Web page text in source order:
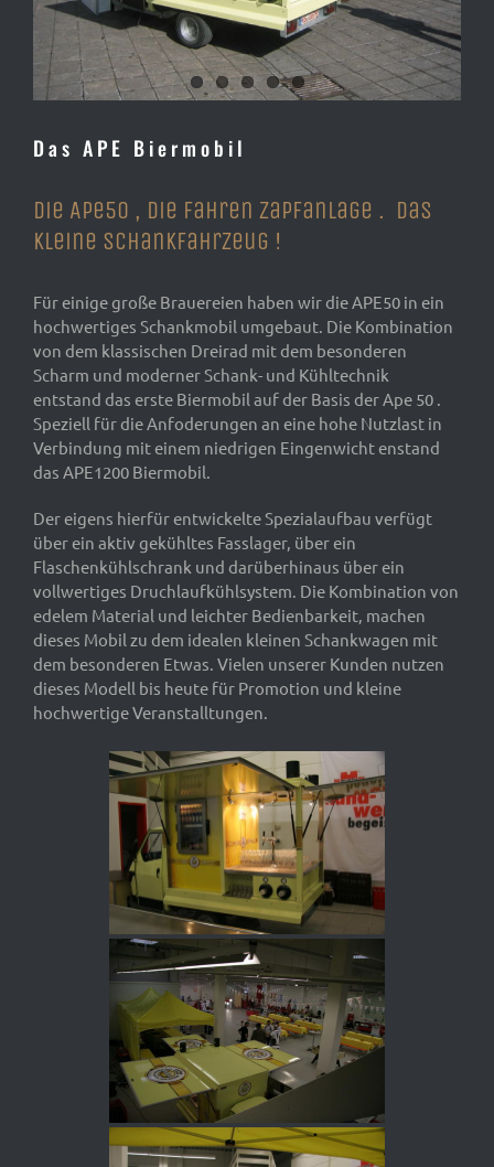
Das APE Biermobil
Die Ape50 , die fahren Zapfanlage . Das
kleine Schankfahrzeug !
Für einige große Brauereien haben wir die APE50 in ein
hochwertiges Schankmobil umgebaut. Die Kombination
von dem klassischen Dreirad mit dem besonderen
Scharm und moderner Schank- und Kühltechnik
entstand das erste Biermobil auf der Basis der Ape 50 .
Speziell für die Anfoderungen an eine hohe Nutzlast in
Verbindung mit einem niedrigen Eingenwicht enstand
das APE1200 Biermobil.
Der eigens hierfür entwickelte Spezialaufbau verfügt
über ein aktiv gekühltes Fasslager, über ein
Flaschenkühlschrank und darüberhinaus über ein
vollwertiges Druchlaufkühlsystem. Die Kombination von
edelem Material und leichter Bedienbarkeit, machen
dieses Mobil zu dem idealen kleinen Schankwagen mit
dem besonderen Etwas. Vielen unserer Kunden nutzen
dieses Modell bis heute für Promotion und kleine
hochwertige Veranstalltungen.